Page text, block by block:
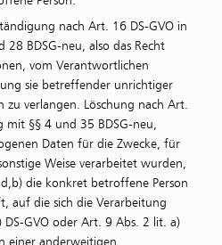
nach Art. 16 DS-GVO in
BDSG-neu, also das Recht
vom Verantwortlichen
sie betreffender unrichtiger
zu verlangen. Löschung nach Art.
mit §§ 4 und 35 BDSG-neu,
Daten für die Zwecke, für
Weise verarbeitet wurden,
die konkret betroffene Person
auf die sich die Verarbeitung
GVO oder Art. 9 Abs. 2 lit. a)
einer anderweitigen